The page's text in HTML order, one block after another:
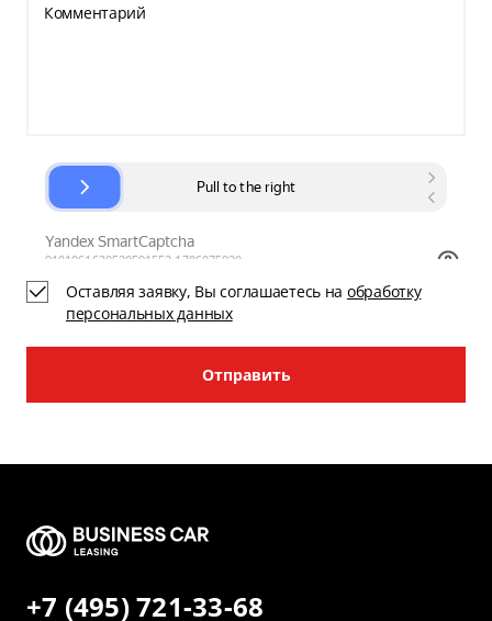
Комментарий
Отправить
Оставляя заявку, Вы соглашаетесь на обработку
персональных данных
+7 (495) 721-33-68